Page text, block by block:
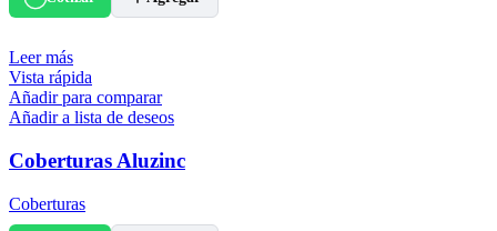
Leer más
Vista rápida
Añadir para comparar
Añadir a lista de deseos
Coberturas Aluzinc
Coberturas